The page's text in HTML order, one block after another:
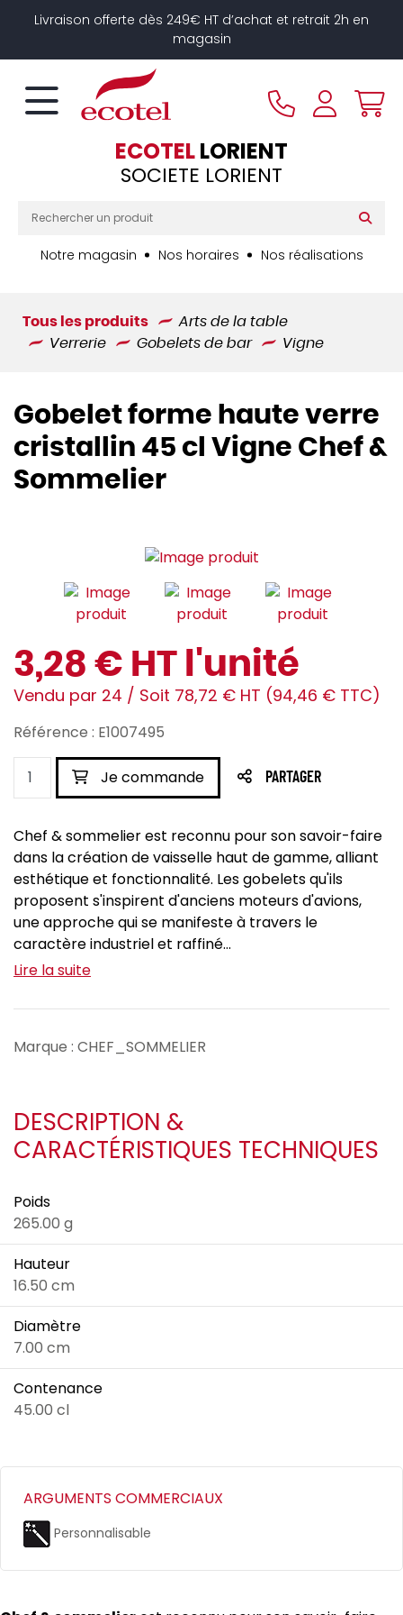
Livraison offerte dès 249€ HT d’achat et retrait 2h en
magasin
ECOTELLORIENT
SOCIETE LORIENT
Notre magasin Nos horaires Nos réalisations
Tous les produits
Arts de la table
Verrerie
Gobelets de bar Vigne
Gobelet forme haute verre
cristallin 45 cl Vigne Chef &
Sommelier
3,28 € HT l'unité
Vendu par 24 / Soit 78,72 € HT (94,46 € TTC)
Référence : E1007495
Je commande PARTAGER
Chef & sommelier est reconnu pour son savoir-faire
dans la création de vaisselle haut de gamme, alliant
esthétique et fonctionnalité. Les gobelets qu'ils
proposent s'inspirent d'anciens moteurs d'avions,
une approche qui se manifeste à travers le
caractère industriel et raffiné...
Lire la suite
Marque : CHEF_SOMMELIER
DESCRIPTION &
CARACTÉRISTIQUES TECHNIQUES
Poids
265.00 g
Hauteur
16.50 cm
Diamètre
7.00 cm
Contenance
45.00 cl
ARGUMENTS COMMERCIAUX
Personnalisable
Panneau de gestion des cookies